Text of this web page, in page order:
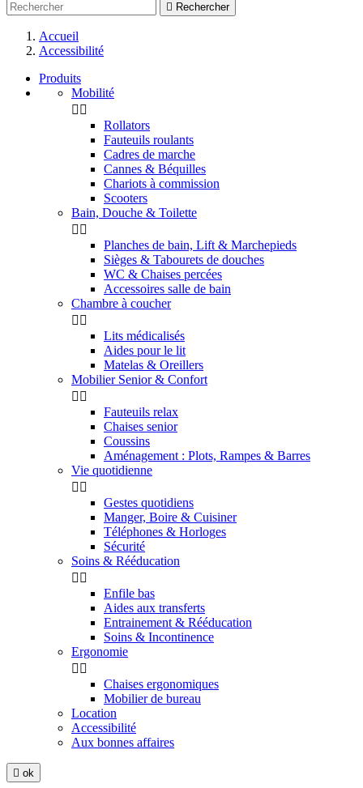
 Rechercher
Accueil
Accessibilité
Produits
Mobilité
 
Rollators
Fauteuils roulants
Cadres de marche
Cannes & Béquilles
Chariots à commission
Scooters
Bain, Douche & Toilette
 
Planches de bain, Lift & Marchepieds
Sièges & Tabourets de douches
WC & Chaises percées
Accessoires salle de bain
Chambre à coucher
 
Lits médicalisés
Aides pour le lit
Matelas & Oreillers
Mobilier Senior & Confort
 
Fauteuils relax
Chaises senior
Coussins
Aménagement : Plots, Rampes & Barres
Vie quotidienne
 
Gestes quotidiens
Manger, Boire & Cuisiner
Téléphones & Horloges
Sécurité
Soins & Rééducation
 
Enfile bas
Aides aux transferts
Entrainement & Rééducation
Soins & Incontinence
Ergonomie
 
Chaises ergonomiques
Mobilier de bureau
Location
Accessibilité
Aux bonnes affaires
 ok